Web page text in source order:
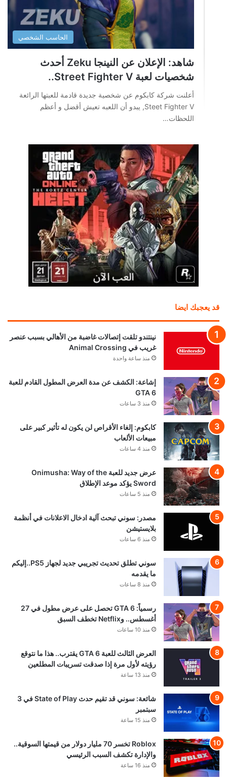
الحاسب الشخصي
شاهد: الإعلان عن النينجا Zeku أحدث
شخصيات لعبة Street Fighter V..
أعلنت شركة كابكوم عن شخصية جديدة قادمة للعبتها الرائعة
Steet Fighter V, يبدو أن اللعبه تعيش أقضل و أعظم
اللحظات…
قد يعجبك ايضا
نينتندو تلقت إتصالات غاضبة من الأهالي بسبب عنصر
غريب في Animal Crossing
منذ ساعة واحدة
إشاعة: الكشف عن مدة العرض المطول القادم للعبة
GTA 6
منذ 3 ساعات
كابكوم: إلغاء الأقراص لن يكون له تأثير كبير على
مبيعات الألعاب
منذ 4 ساعات
عرض جديد للعبة Onimusha: Way of the
Sword يؤكد موعد الإطلاق
منذ 5 ساعات
مصدر: سوني تبحث آلية ادخال الاعلانات في أنظمة
بلايستيشن
منذ 6 ساعات
سوني تطلق تحديث تجريبي جديد لجهاز PS5..إليكم
ما يقدمه
منذ 8 ساعات
رسمياً: GTA 6 تحصل على عرض مطول في 27
أغسطس.. وNetflix تخطف السبق
منذ 10 ساعات
العرض الثالث للعبة GTA 6 يقترب.. هذا ما نتوقع
رؤيته لأول مرة إذا صدقت تسريبات المطلعين
منذ 13 ساعة
شائعة: سوني قد تقيم حدث State of Play في 3
سبتمبر
منذ 15 ساعة
Roblox تخسر 70 مليار دولار من قيمتها السوقية..
والإدارة تكشف السبب الرئيسي
منذ 16 ساعة